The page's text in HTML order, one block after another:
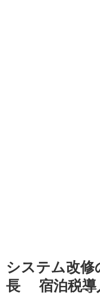
システム改修
長 宿泊税導